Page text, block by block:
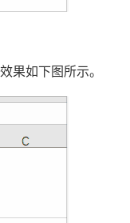
果如下图所示。